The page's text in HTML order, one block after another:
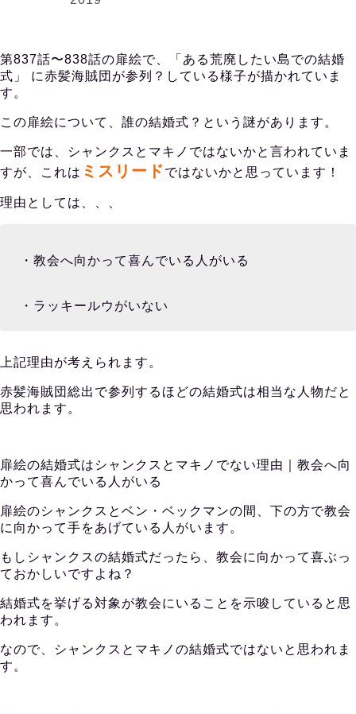
第837話〜838話の扉絵で、「ある荒廃したい島での結婚
式」 に赤髪海賊団が参列？している様子が描かれていま
す。
この扉絵について、誰の結婚式？という謎があります。
一部では、シャンクスとマキノではないかと言われていま
すが、これは ミスリードではないかと思っています！
理由としては、、、
・教会へ向かって喜んでいる人がいる
・ラッキールウがいない
上記理由が考えられます。
赤髪海賊団総出で参列するほどの結婚式は相当な人物だと
思われます。
扉絵の結婚式はシャンクスとマキノでない理由｜教会へ向
かって喜んでいる人がいる
扉絵のシャンクスとベン・ベックマンの間、下の方で教会
に向かって手をあげている人がいます。
もしシャンクスの結婚式だったら、教会に向かって喜ぶっ
ておかしいですよね？
結婚式を挙げる対象が教会にいることを示唆していると思
われます。
なので、シャンクスとマキノの結婚式ではないと思われま
す。